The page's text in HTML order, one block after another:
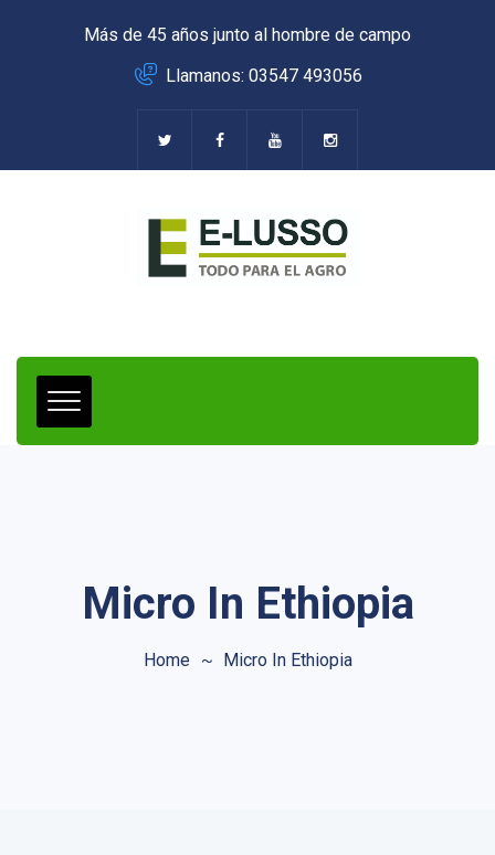
Más de 45 años junto al hombre de campo
Llamanos: 03547 493056
Micro In Ethiopia
Home Micro In Ethiopia